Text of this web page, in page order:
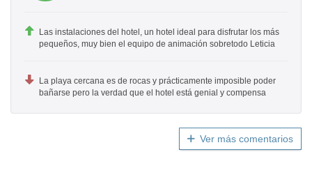
Las instalaciones del hotel, un hotel ideal para disfrutar los más
pequeños, muy bien el equipo de animación sobretodo Leticia
La playa cercana es de rocas y prácticamente imposible poder
bañarse pero la verdad que el hotel está genial y compensa
Ver más comentarios